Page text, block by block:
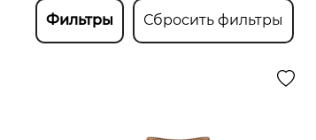
Фильтры Сбросить фильтры